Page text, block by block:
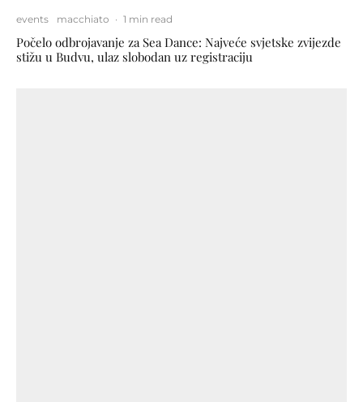
events macchiato · 1 min read
Počelo odbrojavanje za Sea Dance: Najveće svjetske zvijezde
stižu u Budvu, ulaz slobodan uz registraciju